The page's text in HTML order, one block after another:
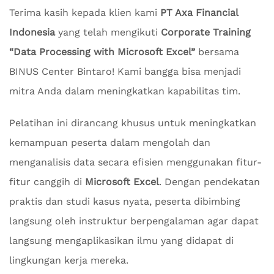
Terima kasih kepada klien kami PT Axa Financial
Indonesiayang telah mengikuti Corporate Training
“Data Processing with Microsoft Excel” bersama
BINUS Center Bintaro! Kami bangga bisa menjadi
mitra Anda dalam meningkatkan kapabilitas tim.
Pelatihan ini dirancang khusus untuk meningkatkan
kemampuan peserta dalam mengolah dan
menganalisis data secara efisien menggunakan fitur-
fitur canggih di Microsoft Excel. Dengan pendekatan
praktis dan studi kasus nyata, peserta dibimbing
langsung oleh instruktur berpengalaman agar dapat
langsung mengaplikasikan ilmu yang didapat di
lingkungan kerja mereka.